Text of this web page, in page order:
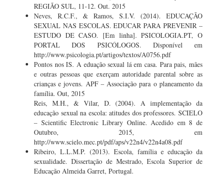
REGIÃO SUL, 11-12. Out. 2015
Neves, R.C.F., & Ramos, S.I.V. (2014). EDUCAÇÃO
SEXUAL NAS ESCOLAS. EDUCAR PARA PREVENIR –
ESTUDO DE CASO. [Em linha]. PSICOLOGIA.PT, O
PORTAL DOS PSICÓLOGOS. Disponível em
http://www.psicologia.pt/artigos/textos/A0756.pdf
Pontos nos IS. A eduação sexual lá em casa. Para pais, mães
e outras pessoas que exerçam autoridade parental sobre as
crianças e jovens. APF – Associação para o planeamento da
família. Out, 2015
Reis, M.H., & Vilar, D. (2004). A implementação da
educação sexual na escola: atitudes dos professores. SCIELO
– Scientific Electronic Library Online. Acedido em 8 de
Outubro, 2015, em
http://www.scielo.mec.pt/pdf/aps/v22n4/v22n4a08.pdf
Ribeiro, L.L.M.P. (2013). Escola, família e educação da
sexualidade. Dissertação de Mestrado, Escola Superior de
Educação Almeida Garret, Portugal.